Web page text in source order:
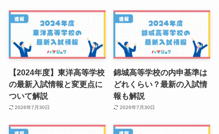
【2024年度】東洋高等学校
の最新入試情報と変更点に
ついて解説
2026年7月30日
錦城高等学校の内申基準は
どれくらい？最新の入試情
報も解説
2026年7月30日